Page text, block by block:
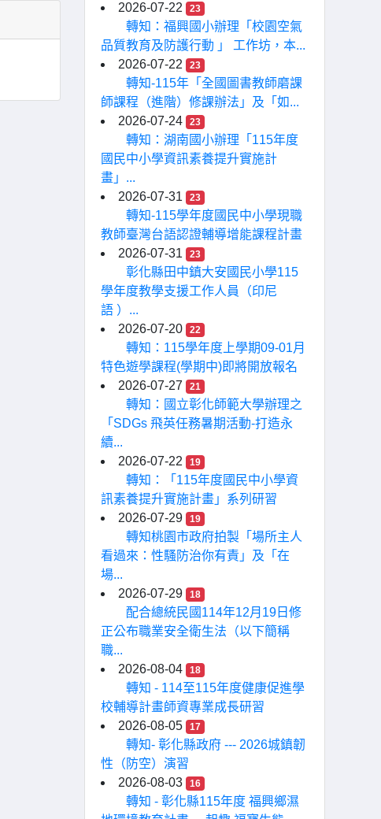
2026-07-22
23
轉知：福興國小辦理「校園空氣
品質教育及防護行動 」 工作坊，本...
2026-07-22
23
轉知-115年「全國圖書教師磨課
師課程（進階）修課辦法」及「如...
2026-07-24
23
轉知：湖南國小辦理「115年度
國民中小學資訊素養提升實施計
畫」...
2026-07-31
23
轉知-115學年度國民中小學現職
教師臺灣台語認證輔導增能課程計畫
2026-07-31
23
彰化縣田中鎮大安國民小學115
學年度教學支援工作人員（印尼
語 ）...
2026-07-20
22
轉知：115學年度上學期09-01月
特色遊學課程(學期中)即將開放報名
2026-07-27
21
轉知：國立彰化師範大學辦理之
「SDGs 飛英任務暑期活動-打造永
續...
2026-07-22
19
轉知：「115年度國民中小學資
訊素養提升實施計畫」系列研習
2026-07-29
19
轉知桃園市政府拍製「場所主人
看過來：性騷防治你有責」及「在
場...
2026-07-29
18
配合總統民國114年12月19日修
正公布職業安全衛生法（以下簡稱
職...
2026-08-04
18
轉知 - 114至115年度健康促進學
校輔導計畫師資專業成長研習
2026-08-05
17
轉知- 彰化縣政府 --- 2026城鎮韌
性（防空）演習
2026-08-03
16
轉知 - 彰化縣115年度 福興鄉濕